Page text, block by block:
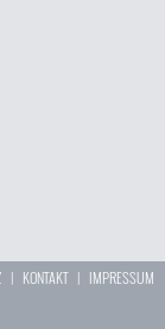
| KONTAKT| IMPRESSUM